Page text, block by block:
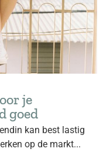
je
goed
kan best lastig
op de markt...